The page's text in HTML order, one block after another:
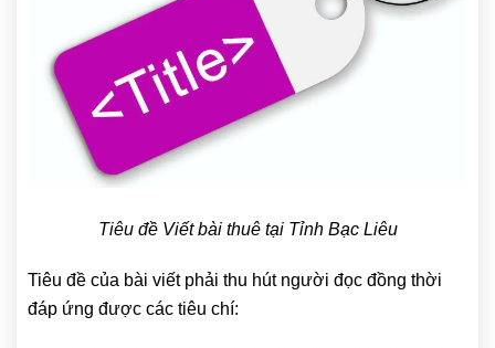
Tiêu đề Viết bài thuê tại Tỉnh Bạc Liêu
Tiêu đề của bài viết phải thu hút người đọc đồng thời
đáp ứng được các tiêu chí: